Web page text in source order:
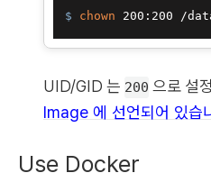
$ chown 200:200 /
UID/GID 는 200 으로 설
Image 에 선언되어 있습
Use Docker